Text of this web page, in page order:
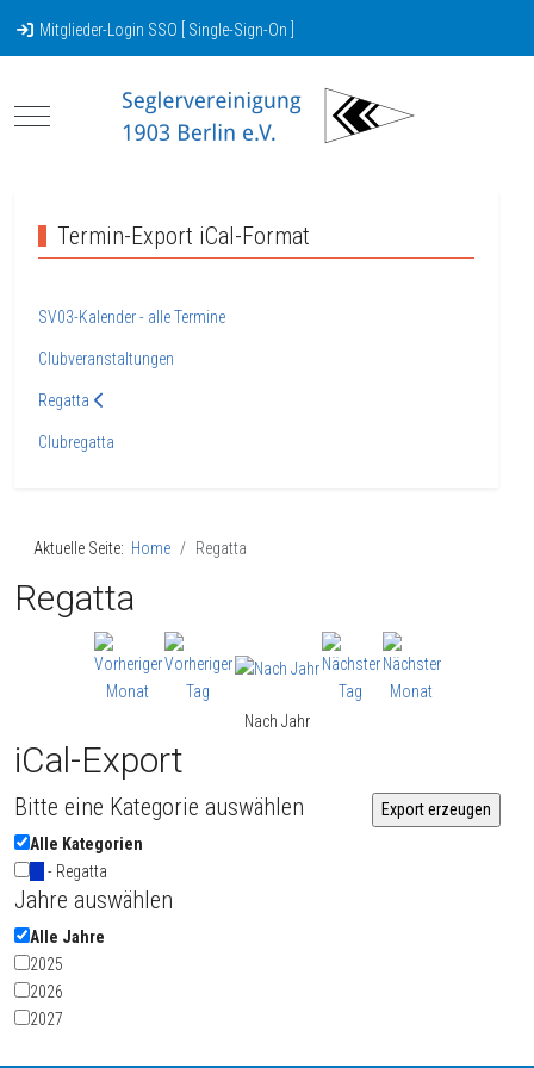
Mitglieder-Login SSO [ Single-Sign-On ]
Mobile Menu Toggle
Termin-Export iCal-Format
SV03-Kalender - alle Termine
Clubveranstaltungen
Regatta
Clubregatta
Aktuelle Seite: Home Regatta
Regatta
Nach Jahr
iCal-Export
Bitte eine Kategorie auswählen
Alle Kategorien
- Regatta
Jahre auswählen
Alle Jahre
2025
2026
2027